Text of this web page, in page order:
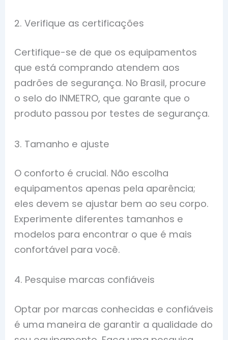
2. Verifique as certificações
Certifique-se de que os equipamentos
que está comprando atendem aos
padrões de segurança. No Brasil, procure
o selo do INMETRO, que garante que o
produto passou por testes de segurança.
3. Tamanho e ajuste
O conforto é crucial. Não escolha
equipamentos apenas pela aparência;
eles devem se ajustar bem ao seu corpo.
Experimente diferentes tamanhos e
modelos para encontrar o que é mais
confortável para você.
4. Pesquise marcas confiáveis
Optar por marcas conhecidas e confiáveis
é uma maneira de garantir a qualidade do